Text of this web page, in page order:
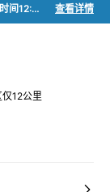
宠物友好房间请提前24小时预约。SPA正常营业，营业时间12:00-00:00。即日起至2026年12月31日，入住酒店的客人可免费参与当地居民传统锅庄舞蹈体验和彩灯大世界夜场活动。暑期活动：入住首日可享受免费minibar1次。暑期餐饮上新：特色冰滴咖啡、Hi 梅朵限定特色下午茶。 查看详情
12公里